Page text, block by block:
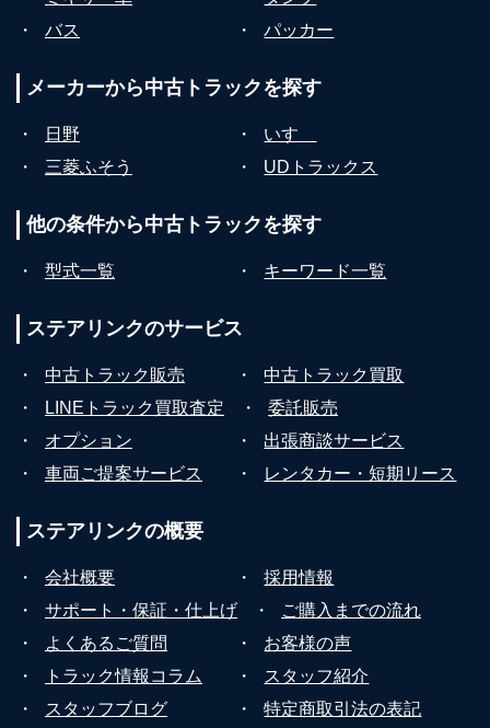
・
バス ・ パッカー
メーカーから中古トラックを探す
・ 日野 ・
いすゞ
・
三菱ふそう ・ UDトラックス
他の条件から中古トラックを探す
・ 型式一覧 ・ キーワード一覧
ステアリンクのサービス
・ 中古トラック販売 ・
中古トラック買取
・
LINEトラック買取査定 ・
委託販売
・
オプション ・
出張商談サービス
・
車両ご提案サービス ・ レンタカー・短期リース
ステアリンクの概要
・ 会社概要 ・
採用情報
・
サポート・保証・仕上げ ・
ご購入までの流れ
・
よくあるご質問 ・
お客様の声
・
トラック情報コラム ・
スタッフ紹介
・
スタッフブログ ・
特定商取引法の表記